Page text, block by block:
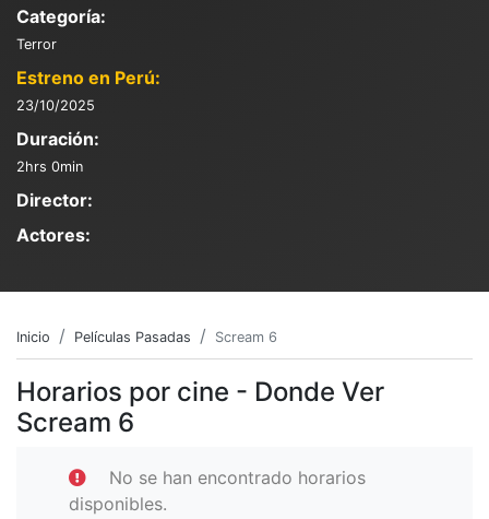
Categoría:
Terror
Estreno en Perú:
23/10/2025
Duración:
2hrs 0min
Director:
Actores:
Inicio Películas Pasadas Scream 6
Horarios por cine - Donde Ver
Scream 6
No se han encontrado horarios
disponibles.